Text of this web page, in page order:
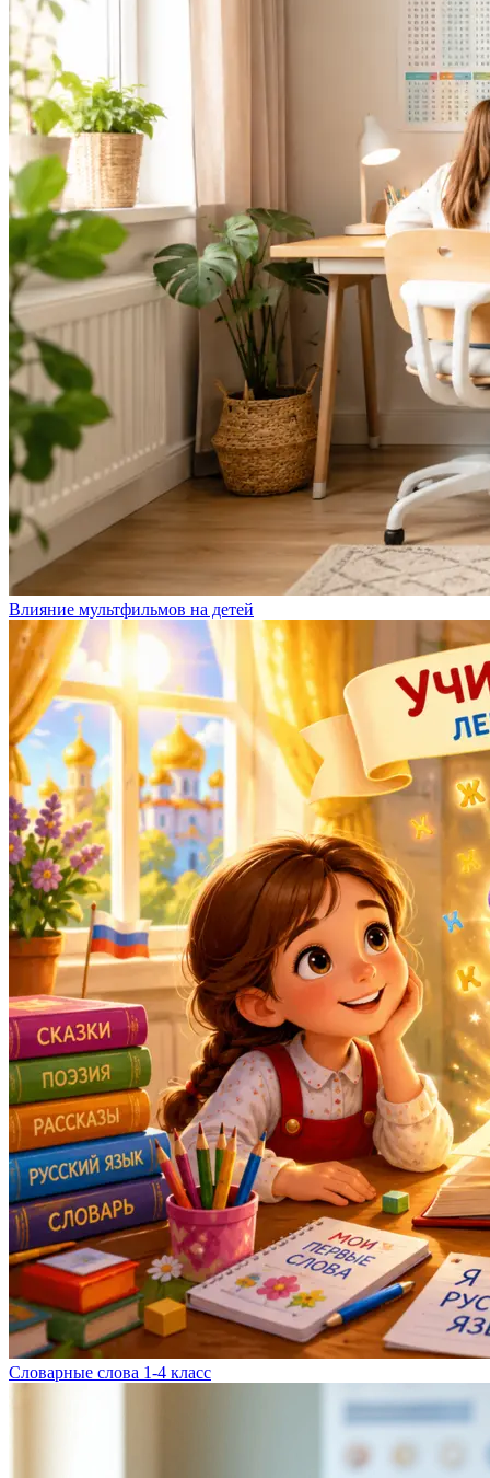
Влияние мультфильмов на детей
Словарные слова 1-4 класс